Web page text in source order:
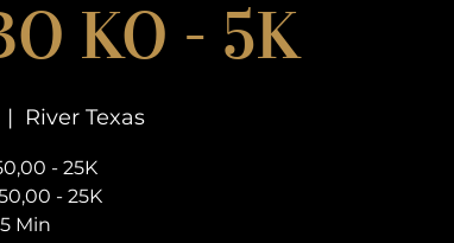
KO - 5K
|
River Texas
- 25K
- 25K
Min